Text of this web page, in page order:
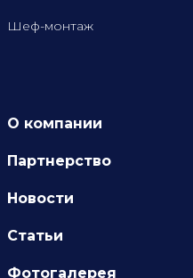
Шеф-монтаж
О компании
Партнерство
Новости
Статьи
Фотогалерея